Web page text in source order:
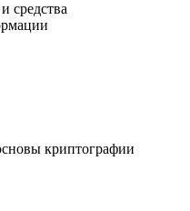
средства
криптографии